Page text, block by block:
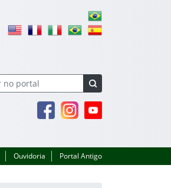
FacebookInstagramYoutube
Ouvidoria Portal Antigo